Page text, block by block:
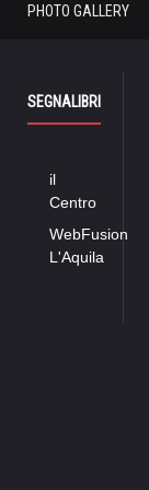
PHOTO GALLERY
SEGNALIBRI
il
Centro
WebFusion
L'Aquila